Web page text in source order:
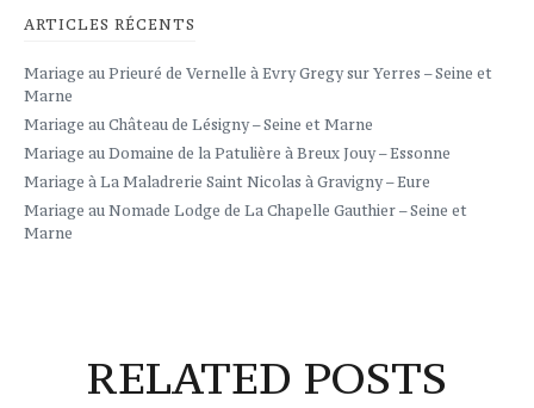
ARTICLES RÉCENTS
Mariage au Prieuré de Vernelle à Evry Gregy sur Yerres – Seine et
Marne
Mariage au Château de Lésigny – Seine et Marne
Mariage au Domaine de la Patulière à Breux Jouy – Essonne
Mariage à La Maladrerie Saint Nicolas à Gravigny – Eure
Mariage au Nomade Lodge de La Chapelle Gauthier – Seine et
Marne
RELATED POSTS